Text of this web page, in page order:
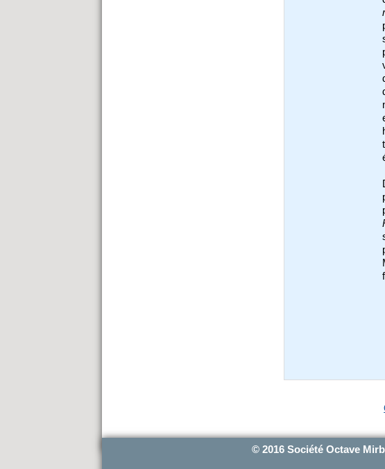
© 2016 Société Octave